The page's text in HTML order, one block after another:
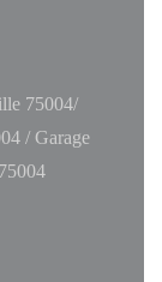
75004/
/ Garage